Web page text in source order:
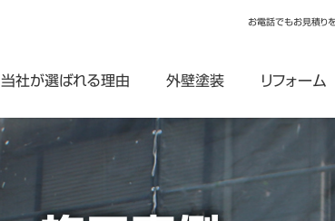
お電話でもお見積り
当社が選ばれる理由 外壁塗装 リフォーム